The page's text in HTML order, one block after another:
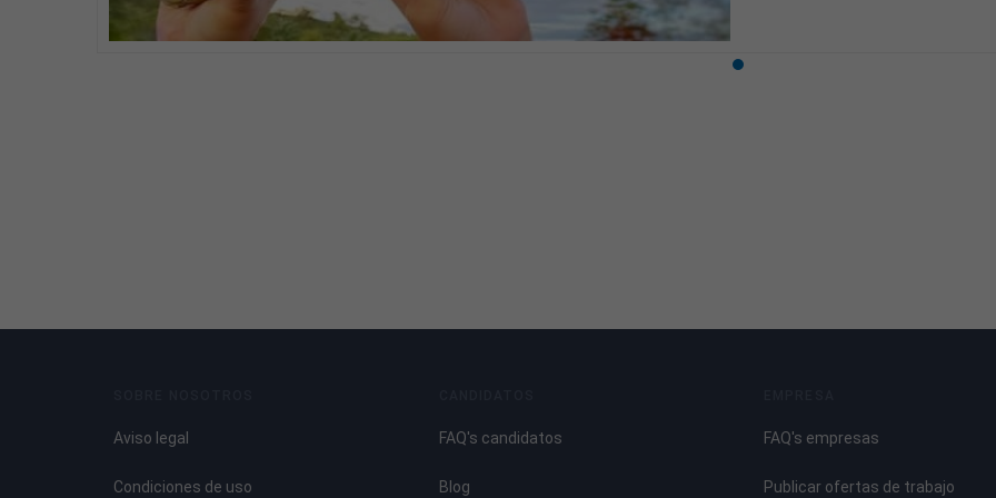
Aviso legal
Condiciones de uso
FAQ's candidatos
Blog
FAQ's empresas
Publicar ofertas de trabajo